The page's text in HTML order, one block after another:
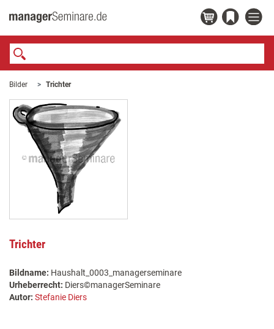
Bilder Trichter
Trichter
Bildname: Haushalt_0003_managerseminare
Urheberrecht: Diers©managerSeminare
Autor: Stefanie Diers